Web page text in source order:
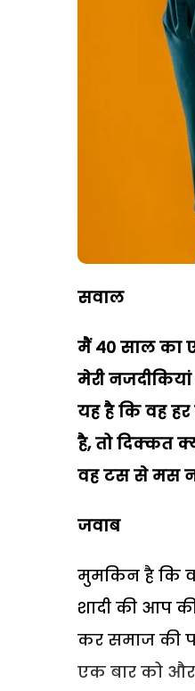
सवाल
मैं40 साल का
मेरी
यह है कि वह हर
है,तो दिक्कत
वह टस से मस
जवाब
मुमकिन है कि
शादी की आप
कर समाज की
एक बार को